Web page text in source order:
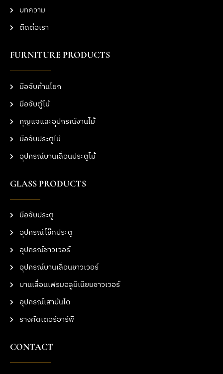
บทความ
ติดต่อเรา
FURNITURE PRODUCTS
มือจับก้านโยก
มือจับตู้ไม้
กุญแจและอุปกรณ์งานไม้
มือจับประตูไม้
อุปกรณ์บานเลื่อนประตูไม้
GLASS PRODUCTS
มือจับประตู
อุปกรณ์โช๊คประตู
อุปกรณ์ชาวเวอร์
อุปกรณ์บานเลื่อนชาวเวอร์
บานเลื่อนเฟรมอลูมิเนียมชาวเวอร์
อุปกรณ์เสาบันได
รางคัดเตอร์อาร์พี
CONTACT